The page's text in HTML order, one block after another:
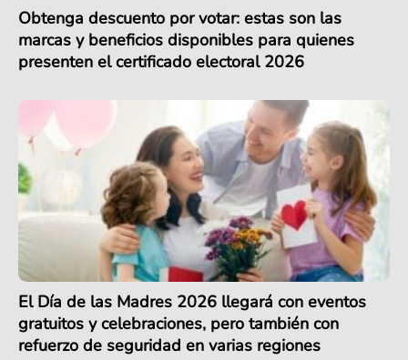
Obtenga descuento por votar: estas son las
marcas y beneficios disponibles para quienes
presenten el certificado electoral 2026
El Día de las Madres 2026 llegará con eventos
gratuitos y celebraciones, pero también con
refuerzo de seguridad en varias regiones